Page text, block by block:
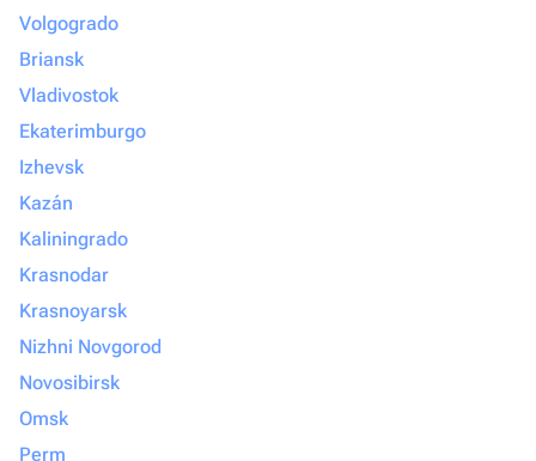
Volgogrado
Briansk
Vladivostok
Ekaterimburgo
Izhevsk
Kazán
Kaliningrado
Krasnodar
Krasnoyarsk
Nizhni Novgorod
Novosibirsk
Omsk
Perm